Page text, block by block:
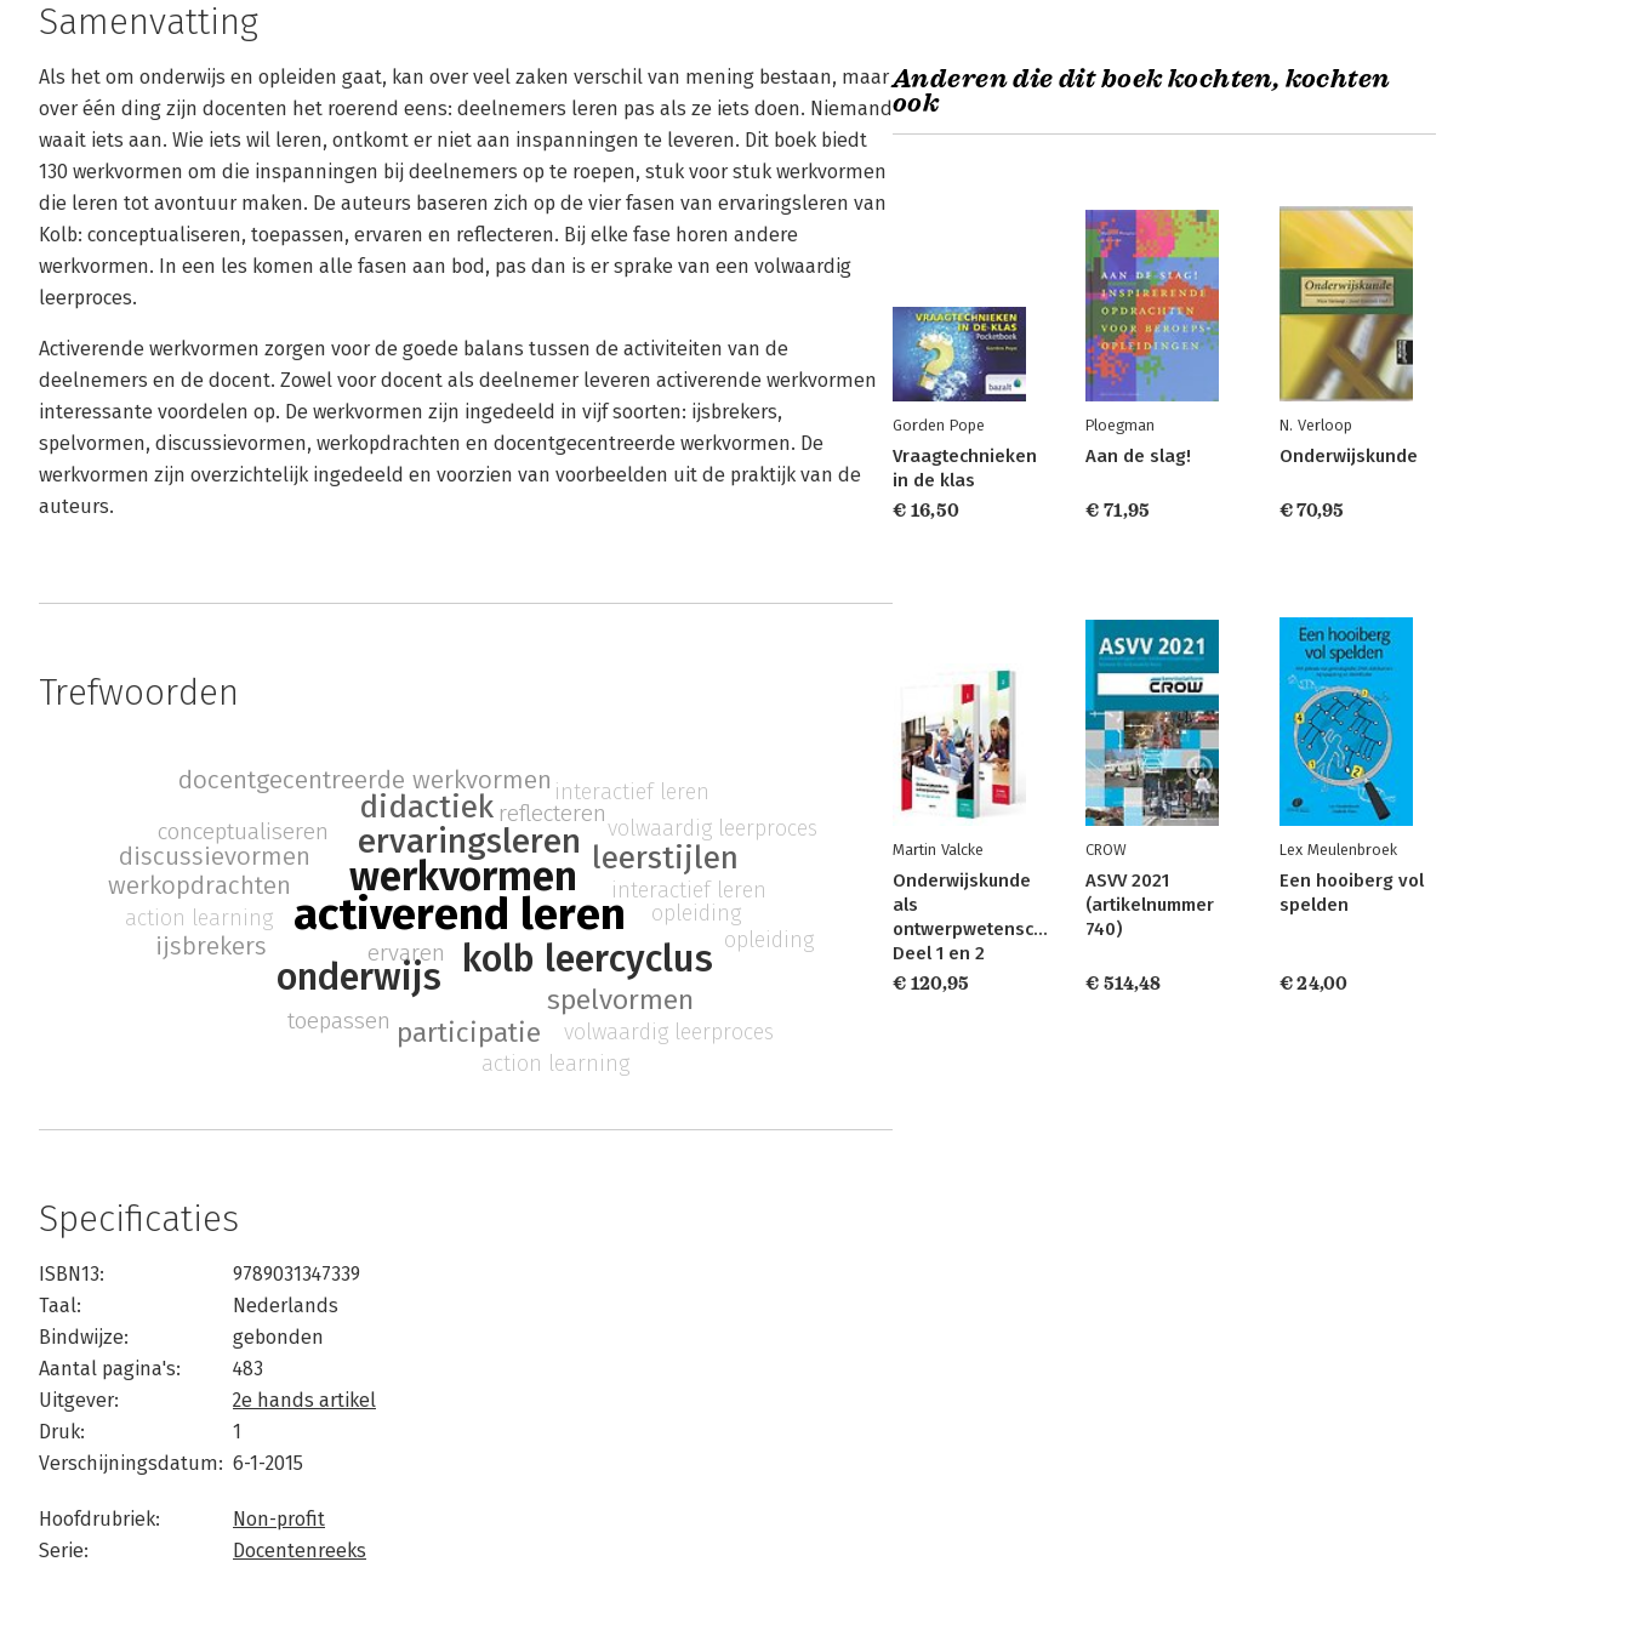
Samenvatting
Als het om onderwijs en opleiden gaat, kan over veel zaken verschil van mening bestaan, maar
over één ding zijn docenten het roerend eens: deelnemers leren pas als ze iets doen. Niemand
waait iets aan. Wie iets wil leren, ontkomt er niet aan inspanningen te leveren. Dit boek biedt
130 werkvormen om die inspanningen bij deelnemers op te roepen, stuk voor stuk werkvormen
die leren tot avontuur maken. De auteurs baseren zich op de vier fasen van ervaringsleren van
Kolb: conceptualiseren, toepassen, ervaren en reflecteren. Bij elke fase horen andere
werkvormen. In een les komen alle fasen aan bod, pas dan is er sprake van een volwaardig
leerproces.
Activerende werkvormen zorgen voor de goede balans tussen de activiteiten van de
deelnemers en de docent. Zowel voor docent als deelnemer leveren activerende werkvormen
interessante voordelen op. De werkvormen zijn ingedeeld in vijf soorten: ijsbrekers,
spelvormen, discussievormen, werkopdrachten en docentgecentreerde werkvormen. De
werkvormen zijn overzichtelijk ingedeeld en voorzien van voorbeelden uit de praktijk van de
auteurs.
Trefwoorden
activerend leren
werkvormen
kolb leercyclus
onderwijs
ervaringsleren leerstijlen
didactiek
spelvormen
participatie
werkopdrachten
discussievormen
ijsbrekers
docentgecentreerde werkvormen
reflecteren
toepassen
ervaren
conceptualiseren volwaardig leerproces
action learning
interactief leren
opleiding
volwaardig leerproces
action learning
interactief leren
opleiding
Specificaties
ISBN13:
9789031347339
Taal:
Nederlands
Bindwijze:
gebonden
Aantal pagina's:
483
Uitgever:
2e hands artikel
Druk:
1
Verschijningsdatum: 6-1-2015
Hoofdrubriek:
Non-profit
Serie:
Docentenreeks
Anderen die dit boek kochten, kochten
ook
Gorden Pope
Vraagtechnieken
in de klas
€ 16,50
Ploegman
Aan de slag!
€ 71,95
N. Verloop
Onderwijskunde
€ 70,95
Martin Valcke
Onderwijskunde
als
ontwerpwetenschap:
Deel 1 en 2
€ 120,95
CROW
ASVV 2021
(artikelnummer
740)
€ 514,48
Lex Meulenbroek
Een hooiberg vol
spelden
€ 24,00